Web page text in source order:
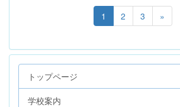
1 2 3 »
トップページ
学校案内